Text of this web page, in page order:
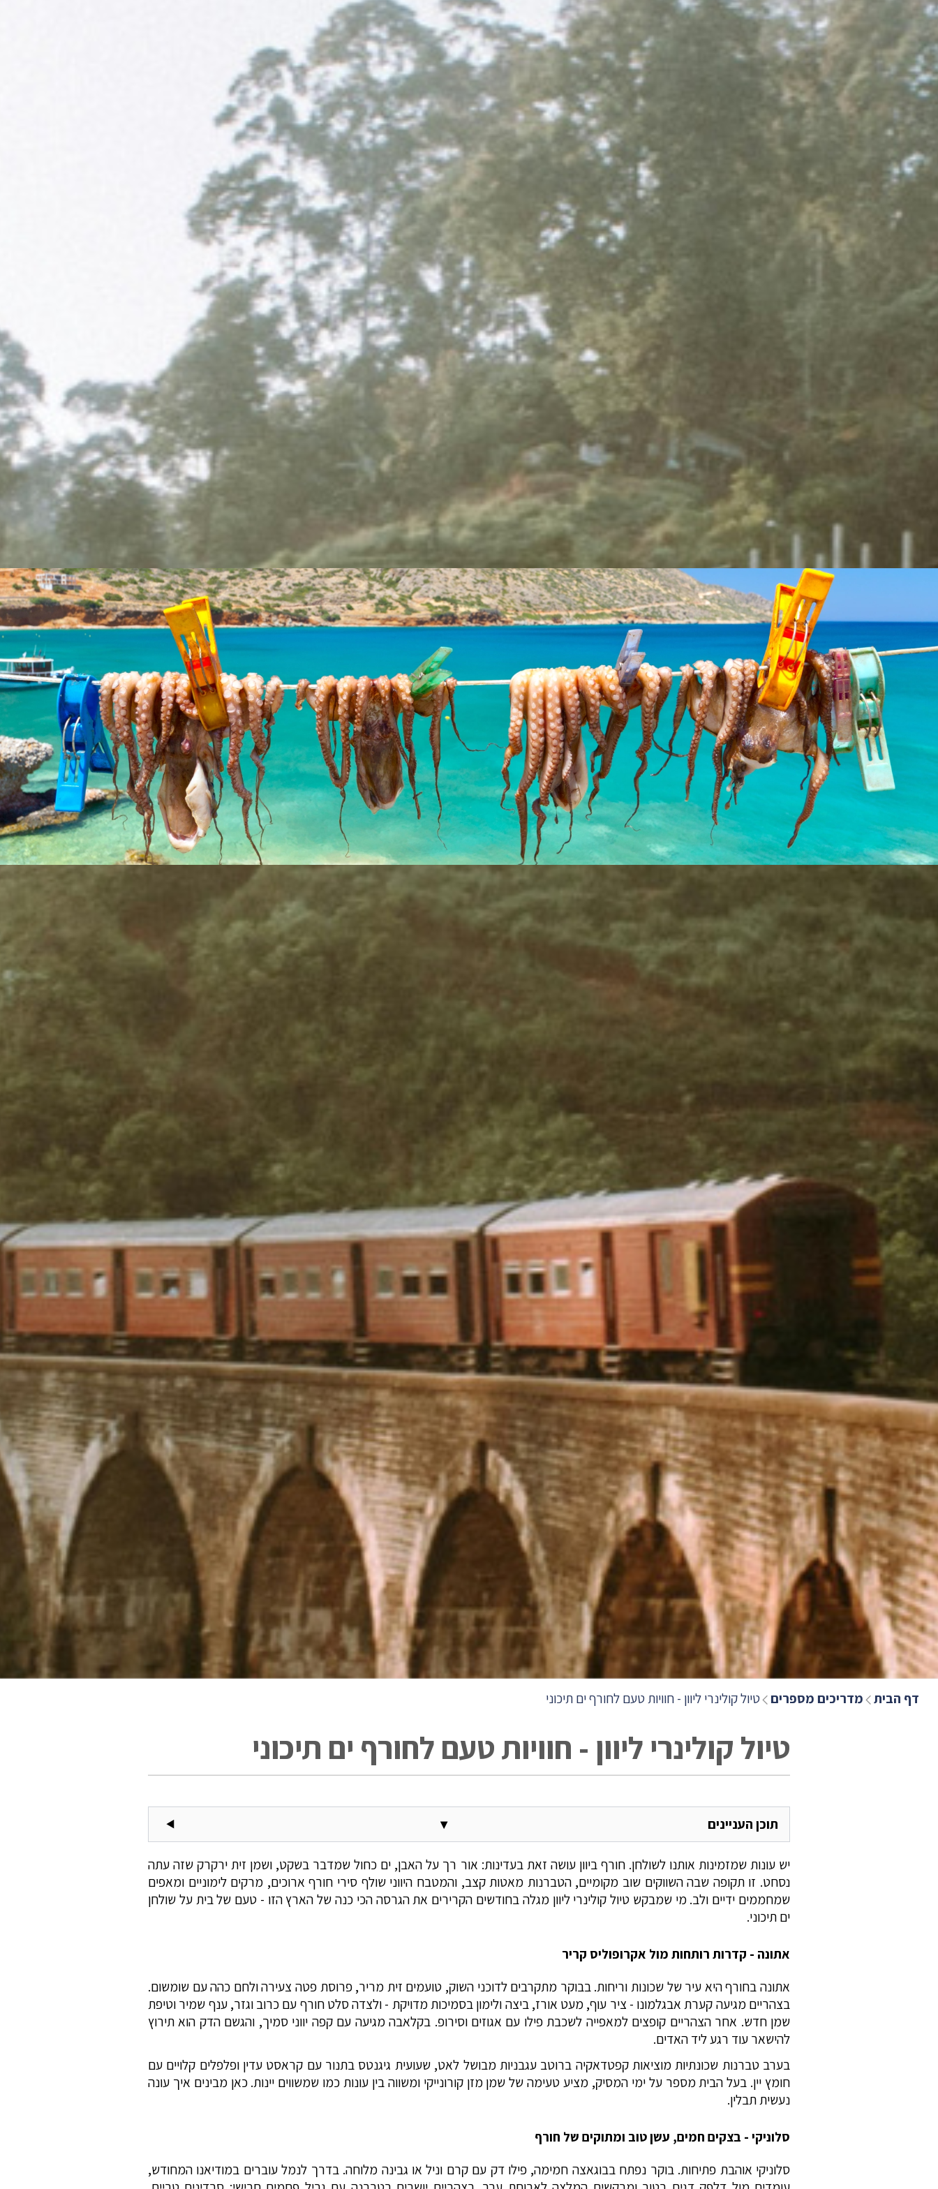
דף הבית מדריכים מספרים טיול קולינרי ליוון - חוויות טעם לחורף ים תיכוני
טיול קולינרי ליוון - חוויות טעם לחורף ים תיכוני
▾ תוכן העניינים
יש עונות שמזמינות אותנו לשולחן. חורף ביוון עושה זאת בעדינות: אור רך על האבן, ים כחול שמדבר בשקט, ושמן זית ירקרק שזה עתה
נסחט. זו תקופה שבה השווקים שוב מקומיים, הטברנות מאטות קצב, והמטבח היווני שולף סירי חורף ארוכים, מרקים לימוניים ומאפים
שמחממים ידיים ולב. מי שמבקש טיול קולינרי ליוון מגלה בחודשים הקרירים את הגרסה הכי כנה של הארץ הזו - טעם של בית על שולחן
ים תיכוני.
אתונה - קדרות רותחות מול אקרופוליס קריר
אתונה בחורף היא עיר של שכונות וריחות. בבוקר מתקרבים לדוכני השוק, טועמים זית מריר, פרוסת פטה צעירה ולחם כהה עם שומשום.
בצהריים מגיעה קערת אבגלמונו - ציר עוף, מעט אורז, ביצה ולימון בסמיכות מדויקת - ולצדה סלט חורף עם כרוב וגזר, ענף שמיר וטיפת
שמן חדש. אחר הצהריים קופצים למאפייה לשכבת פילו עם אגוזים וסירופ. בקלאבה מגיעה עם קפה יווני סמיך, והגשם הדק הוא תירוץ
להישאר עוד רגע ליד האדים.
בערב טברנות שכונתיות מוציאות קפטדאקיה ברוטב עגבניות מבושל לאט, שעועית גיגנטס בתנור עם קראסט עדין ופלפלים קלויים עם
חומץ יין. בעל הבית מספר על ימי המסיק, מציע טעימה של שמן מזן קורונייקי ומשווה בין עונות כמו שמשווים יינות. כאן מבינים איך עונה
נעשית תבלין.
סלוניקי - בצקים חמים, עשן טוב ומתוקים של חורף
סלוניקי אוהבת פתיחות. בוקר נפתח בבוגאצה חמימה, פילו דק עם קרם וניל או גבינה מלוחה. בדרך לנמל עוברים במודיאנו המחודש,